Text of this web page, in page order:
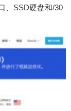
、SSD硬盘和/30